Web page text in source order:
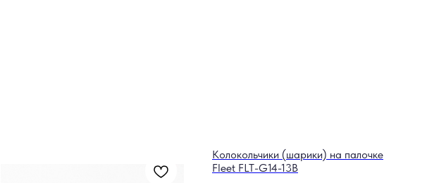
Колокольчики (шарики) на палочке
Fleet FLT-G14-13B